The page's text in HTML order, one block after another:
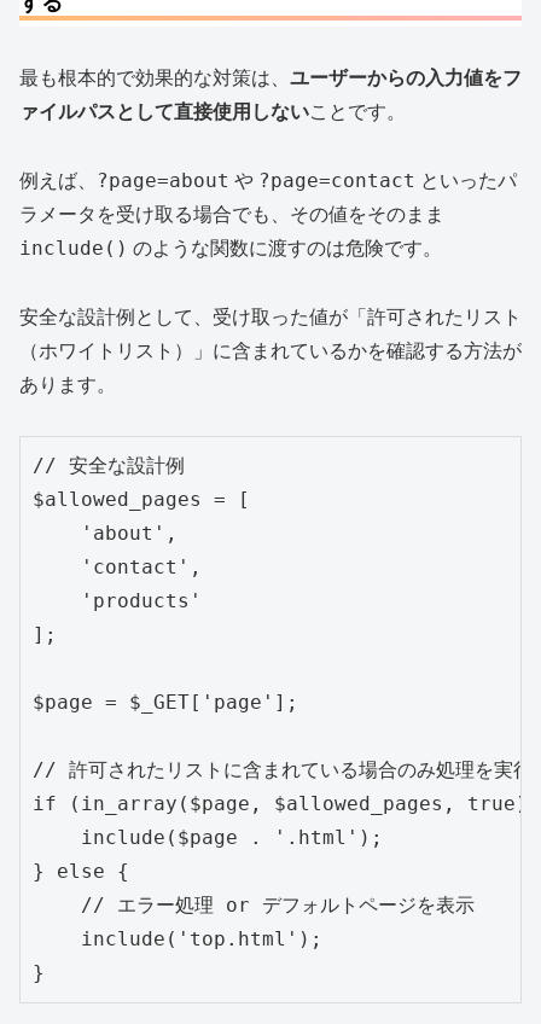
最も根本的で効果的な対策は、 ユーザーからの入力値をフ
ァイルパスとして直接使用しないことです。
例えば、 ?page=about や ?page=contact といったパ
ラメータを受け取る場合でも、その値をそのまま
include() のような関数に渡すのは危険です。
安全な設計例として、受け取った値が「許可されたリスト
（ホワイトリスト）」に含まれているかを確認する方法が
あります。
// 安全な設計例
$allowed_pages = [
    'about',
    'contact',
    'products'
];
$page = $_GET['page'];
// 許可されたリストに含まれている場合のみ処理を実行
if (in_array($page, $allowed_pages,
    include($page . '.html');
} else {
    // エラー処理 or デフォルトページを表示
    include('top.html');